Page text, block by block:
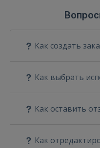
Как создать
Как выбрать
Как оставить
Как